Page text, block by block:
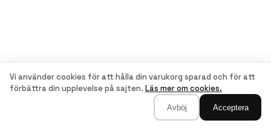
Vi använder cookies för att hålla din varukorg sparad och för att
förbättra din upplevelse på sajten. Läs mer om cookies.
Avböj Acceptera